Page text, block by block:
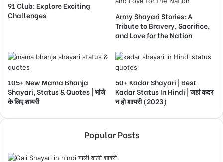
91 Club: Explore Exciting
Challenges
Army Shayari Stories: A
Tribute to Bravery, Sacrifice,
and Love for the Nation
105+ New Mama Bhanja
Shayari, Status & Quotes | भांजे
के लिए शायरी
50+ Kadar Shayari | Best
Kadar Status In Hindi | जहां कदर
न हो शायरी (2023)
Popular Posts